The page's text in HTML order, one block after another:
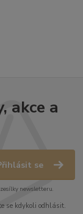
akce a
se
newsletteru.
se kdykoli odhlásit.